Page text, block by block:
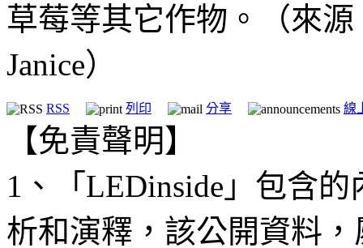
草莓等其它作物。（來
Janice）
RSS 列印 分享 線
【免責聲明】
1、「LEDinside」包含
析和演釋，該公開資料